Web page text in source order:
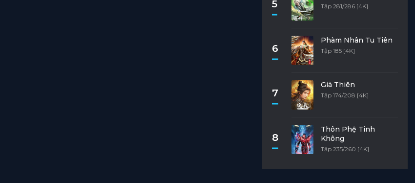
5 Tập 281/286 [4K]
6
Phàm Nhân Tu Tiên
Tập 185 [4K]
7
Già Thiên
Tập 174/208 [4K]
8
Thôn Phệ Tinh
Không
Tập 235/260 [4K]